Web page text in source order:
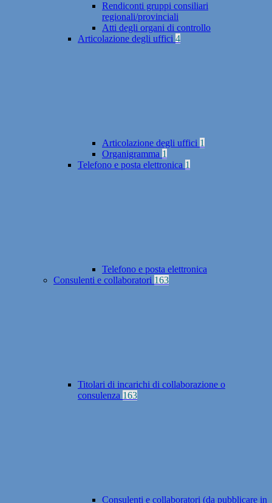
Rendiconti gruppi consiliari
regionali/provinciali
Atti degli organi di controllo
Articolazione degli uffici 4
Articolazione degli uffici 1
Organigramma 1
Telefono e posta elettronica 1
Telefono e posta elettronica
Consulenti e collaboratori 163
Titolari di incarichi di collaborazione o
consulenza 163
Consulenti e collaboratori (da pubblicare in